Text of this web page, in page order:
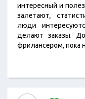
интересный и
залетают,
люди
делают заказы.
фрилансером, пока